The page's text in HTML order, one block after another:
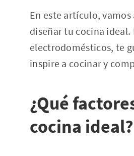
En este artículo,
diseñar tu cocina
electrodomésticos, te
inspire a cocinar y
¿Qué
cocina ideal?